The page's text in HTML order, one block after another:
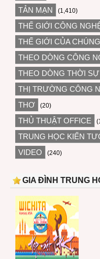
TẢN MẠN (1,410)
THẾ GIỚI CÔNG
THẾ GIỚI CỦA
THEO DÒNG CÔNG
THEO DÒNG THỜI SỰ
THỊ TRƯỜNG CÔNG
THƠ (20)
THỦ THUẬT OFFICE
TRUNG HỌC KIẾN
VIDEO (240)
GIA ĐÌNH TRUNG